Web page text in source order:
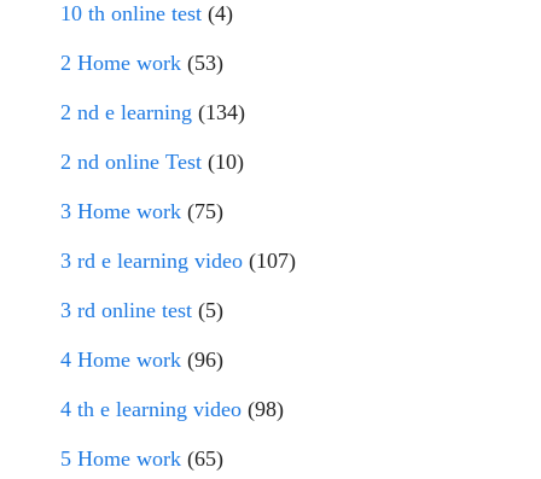
10 th online test (4)
2 Home work (53)
2 nd e learning (134)
2 nd online Test (10)
3 Home work (75)
3 rd e learning video (107)
3 rd online test (5)
4 Home work (96)
4 th e learning video (98)
5 Home work (65)